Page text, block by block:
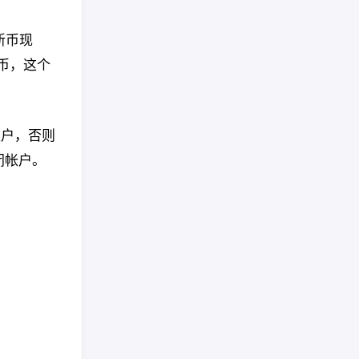
币现
，这个
，否则
户。